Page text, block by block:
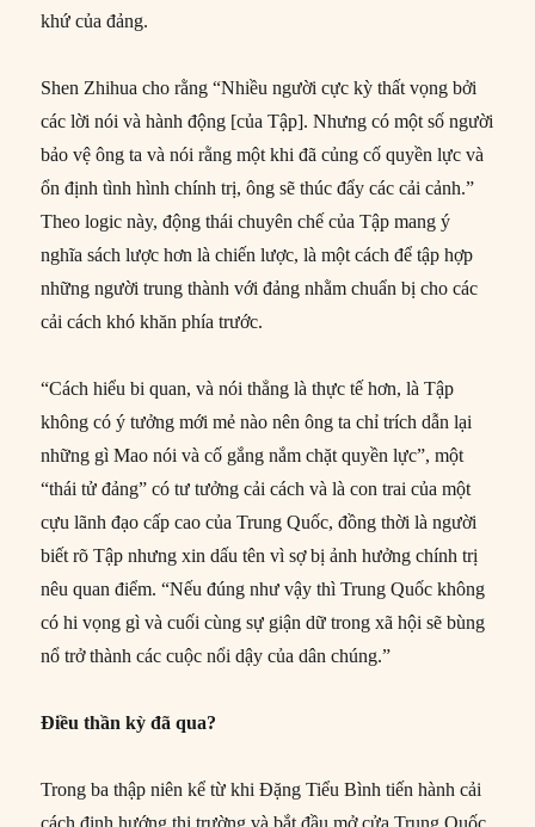
khứ của đảng.
Shen Zhihua cho rằng “Nhiều người cực kỳ thất vọng bởi
các lời nói và hành động [của Tập]. Nhưng có một số người
bảo vệ ông ta và nói rằng một khi đã củng cố quyền lực và
ổn định tình hình chính trị, ông sẽ thúc đẩy các cải cảnh.”
Theo logic này, động thái chuyên chế của Tập mang ý
nghĩa sách lược hơn là chiến lược, là một cách để tập hợp
những người trung thành với đảng nhằm chuẩn bị cho các
cải cách khó khăn phía trước.
“Cách hiểu bi quan, và nói thẳng là thực tế hơn, là Tập
không có ý tưởng mới mẻ nào nên ông ta chỉ trích dẫn lại
những gì Mao nói và cố gắng nắm chặt quyền lực”, một
“thái tử đảng” có tư tưởng cải cách và là con trai của một
cựu lãnh đạo cấp cao của Trung Quốc, đồng thời là người
biết rõ Tập nhưng xin dấu tên vì sợ bị ảnh hưởng chính trị
nêu quan điểm. “Nếu đúng như vậy thì Trung Quốc không
có hi vọng gì và cuối cùng sự giận dữ trong xã hội sẽ bùng
nổ trở thành các cuộc nổi dậy của dân chúng.”
Điều thần kỳ đã qua?
Trong ba thập niên kể từ khi Đặng Tiểu Bình tiến hành cải